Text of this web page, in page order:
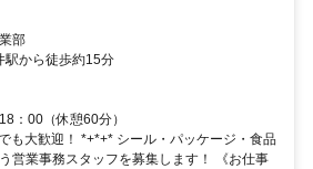
部
駅から徒歩約15分
：00（休憩60分）
も大歓迎！ *+*+* シール・パッケージ・食品
営業事務スタッフを募集します！ 《お仕事